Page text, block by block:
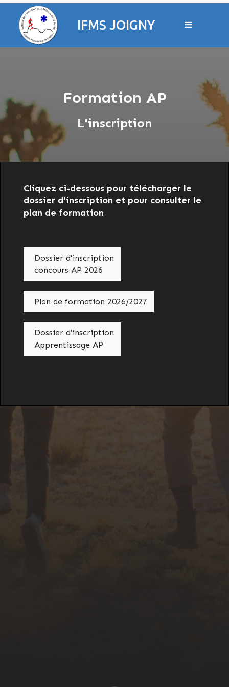
IFMS JOIGNY
Formation AP
L'inscription
Cliquez ci-dessous pour télécharger le
dossier d'inscription et pour consulter le
plan de formation
Dossier d'inscription
concours AP 2026
Plan de formation 2026/2027
Dossier d'inscription
Apprentissage AP